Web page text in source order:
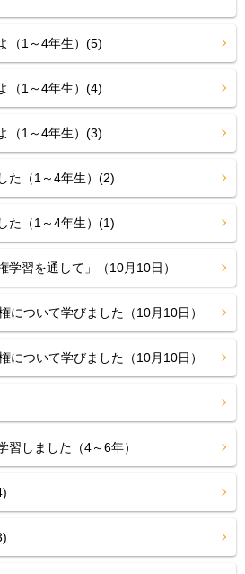
（1～4年生）(5)
（1～4年生）(4)
（1～4年生）(3)
た（1～4年生）(2)
た（1～4年生）(1)
学習を通して」（10月10日）
ついて学びました（10月10日）
ついて学びました（10月10日）
習しました（4～6年）